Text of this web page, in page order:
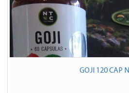
GOJI 120 CAP